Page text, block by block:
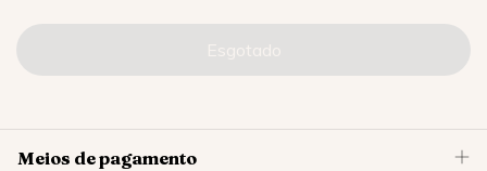
Meios de pagamento